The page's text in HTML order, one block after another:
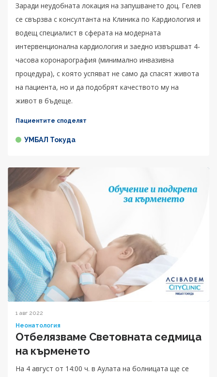
Заради неудобната локация на запушването доц. Гелев
се свързва с консултанта на Клиника по Кардиология и
водещ специалист в сферата на модерната
интервенционална кардиология и заедно извършват 4-
часова коронарография (минимално инвазивна
процедура), с която успяват не само да спасят живота
на пациента, но и да подобрят качеството му на
живот в бъдеще.
Пациентите споделят
УМБАЛ Токуда
1 авг 2022
Неонатология
Отбелязваме Световната седмица
на кърменето
На 4 август от 14:00 ч. в Аулата на болницата ще се